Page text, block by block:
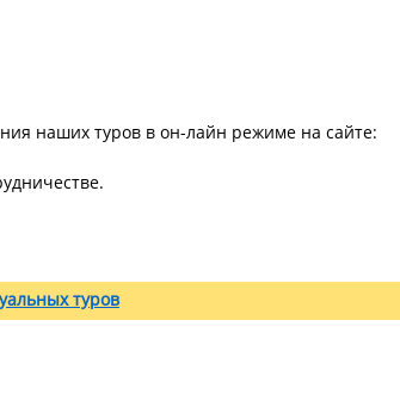
наших туров в он-лайн режиме на сайте:
туров